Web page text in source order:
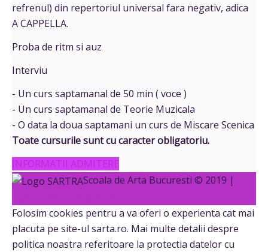
refrenul) din repertoriul universal fara negativ, adica
A CAPPELLA.
Proba de ritm si auz
Interviu
- Un curs saptamanal de 50 min ( voce )
- Un curs saptamanal de Teorie Muzicala
- O data la doua saptamani un curs de Miscare Scenica
Toate cursurile sunt cu caracter obligatoriu.
INFORMATII ADMITERE
Scoala de Arta Bucuresti © 2019 |
Folosim cookies pentru a va oferi o experienta cat mai
placuta pe site-ul sarta.ro. Mai multe detalii despre
politica noastra referitoare la protectia datelor cu